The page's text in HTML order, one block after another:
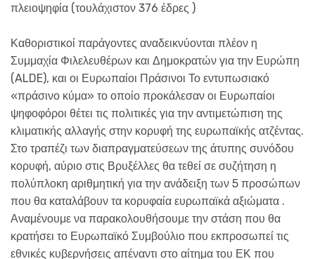
πλειοψηφία (τουλάχιστον 376 έδρες )
Καθοριστικοί παράγοντες αναδεικνύονται πλέον η
Συμμαχία Φιλελευθέρων και Δημοκρατών για την Ευρώπη
(ALDE), και οι Ευρωπαίοι Πράσινοι Το εντυπωσιακό
«πράσινο κύμα» το οποίο προκάλεσαν οι Ευρωπαίοι
ψηφοφόροι θέτει τις πολιτικές για την αντιμετώπιση της
κλιματικής αλλαγής στην κορυφή της ευρωπαϊκής ατζέντας.
Στο τραπέζι των διαπραγματεύσεων της άτυπης συνόδου
κορυφή, αύριο στις Βρυξέλλες θα τεθεί σε συζήτηση η
πολύπλοκη αριθμητική για την ανάδειξη των 5 προσώπων
που θα καταλάβουν τα κορυφαία ευρωπαϊκά αξιώματα .
Αναμένουμε να παρακολουθήσουμε την στάση που θα
κρατήσει το Ευρωπαϊκό Συμβούλιο που εκπροσωπεί τις
εθνικές κυβερνήσεις απέναντι στο αίτημα του ΕΚ που